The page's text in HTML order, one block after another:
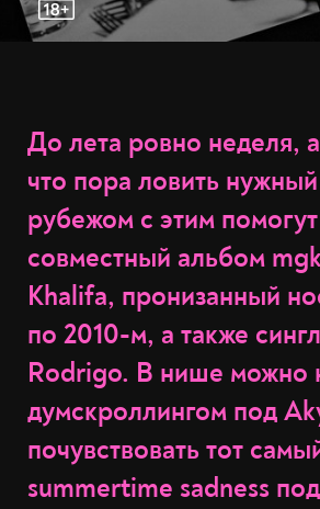
До лета ровно неделя, а
что пора ловить
рубежом с этим помогут
совместный альбом
Khalifa, пронизанный
по 2010-м, а также
Rodrigo. В нише можно
думскроллингом под
почувствовать тот
summertime sadness